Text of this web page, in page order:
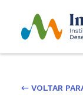
← VOLTAR